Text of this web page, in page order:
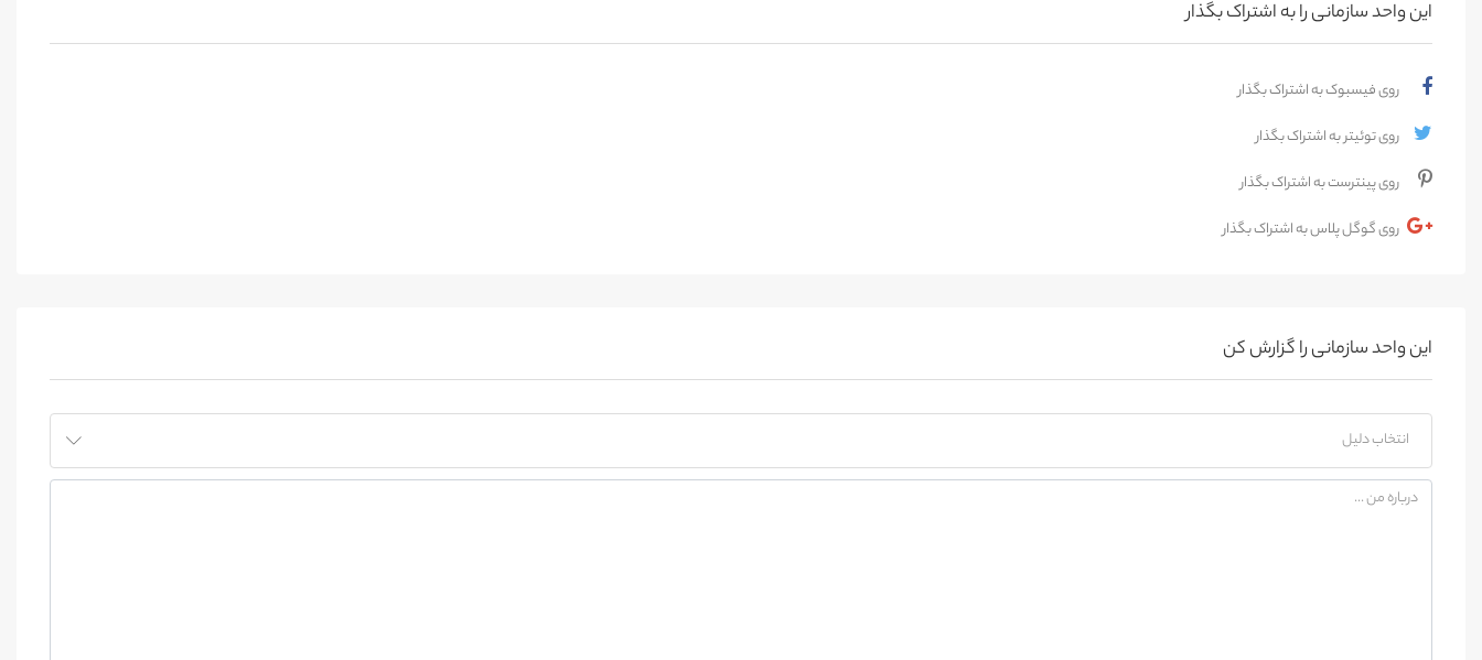
این واحد سازمانی را به اشتراک بگذار
روی فیسبوک به اشتراک بگذار
روی توئیتر به اشتراک بگذار
روی پینترست به اشتراک بگذار
روی گوگل پلاس به اشتراک بگذار
این واحد سازمانی را گزارش کن